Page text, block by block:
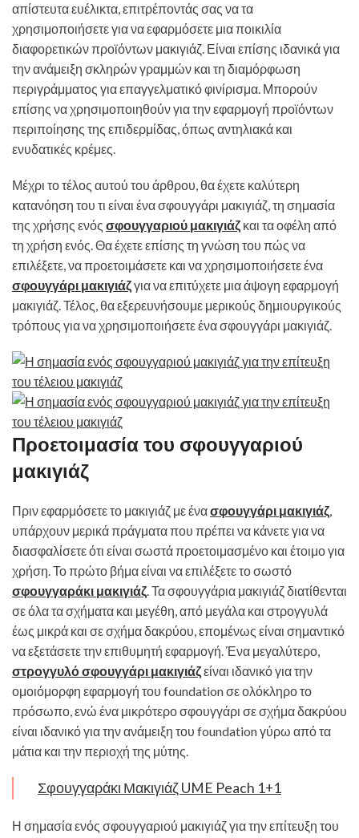
απίστευτα ευέλικτα, επιτρέποντάς σας να τα
χρησιμοποιήσετε για να εφαρμόσετε μια ποικιλία
διαφορετικών προϊόντων μακιγιάζ. Είναι επίσης ιδανικά για
την ανάμειξη σκληρών γραμμών και τη διαμόρφωση
περιγράμματος για επαγγελματικό φινίρισμα. Μπορούν
επίσης να χρησιμοποιηθούν για την εφαρμογή προϊόντων
περιποίησης της επιδερμίδας, όπως αντηλιακά και
ενυδατικές κρέμες.
Μέχρι το τέλος αυτού του άρθρου, θα έχετε καλύτερη
κατανόηση του τι είναι ένα σφουγγάρι μακιγιάζ, τη σημασία
της χρήσης ενός σφουγγαριού μακιγιάζ και τα οφέλη από
τη χρήση ενός. Θα έχετε επίσης τη γνώση του πώς να
επιλέξετε, να προετοιμάσετε και να χρησιμοποιήσετε ένα
σφουγγάρι μακιγιάζγια να επιτύχετε μια άψογη εφαρμογή
μακιγιάζ. Τέλος, θα εξερευνήσουμε μερικούς δημιουργικούς
τρόπους για να χρησιμοποιήσετε ένα σφουγγάρι μακιγιάζ.
Προετοιμασία του σφουγγαριού
μακιγιάζ
Πριν εφαρμόσετε το μακιγιάζ με ένασφουγγάρι μακιγιάζ,
υπάρχουν μερικά πράγματα που πρέπει να κάνετε για να
διασφαλίσετε ότι είναι σωστά προετοιμασμένο και έτοιμο για
χρήση. Το πρώτο βήμα είναι να επιλέξετε το σωστό
σφουγγαράκι μακιγιάζ. Τα σφουγγάρια μακιγιάζ διατίθενται
σε όλα τα σχήματα και μεγέθη, από μεγάλα και στρογγυλά
έως μικρά και σε σχήμα δακρύου, επομένως είναι σημαντικό
να εξετάσετε την επιθυμητή εφαρμογή. Ένα μεγαλύτερο,
στρογγυλό σφουγγάρι μακιγιάζείναι ιδανικό για την
ομοιόμορφη εφαρμογή του foundation σε ολόκληρο το
πρόσωπο, ενώ ένα μικρότερο σφουγγάρι σε σχήμα δακρύου
είναι ιδανικό για την ανάμειξη του foundation γύρω από τα
μάτια και την περιοχή της μύτης.
Σφουγγαράκι Μακιγιάζ UME Peach 1+1
Η σημασία ενός σφουγγαριού μακιγιάζ για την επίτευξη του